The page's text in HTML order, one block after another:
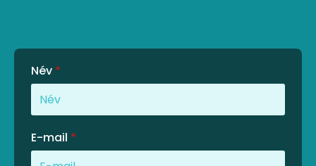
Név *
E-mail *